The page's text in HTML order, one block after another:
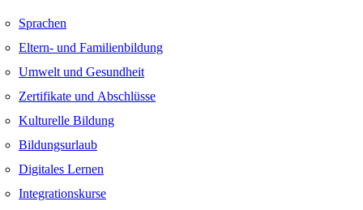
Sprachen
Eltern- und Familienbildung
Umwelt und Gesundheit
Zertifikate und Abschlüsse
Kulturelle Bildung
Bildungsurlaub
Digitales Lernen
Integrationskurse